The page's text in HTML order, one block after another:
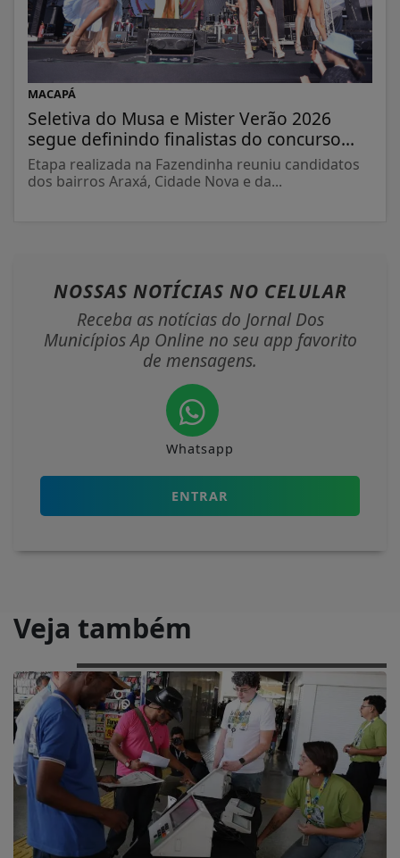
MACAPÁ
Seletiva do Musa e Mister Verão 2026
segue definindo finalistas do concurso...
Etapa realizada na Fazendinha reuniu candidatos
dos bairros Araxá, Cidade Nova e da...
NOSSAS NOTÍCIAS NO CELULAR
Receba as notícias do Jornal Dos
Municípios Ap Online no seu app favorito
de mensagens.
Whatsapp
ENTRAR
Veja também